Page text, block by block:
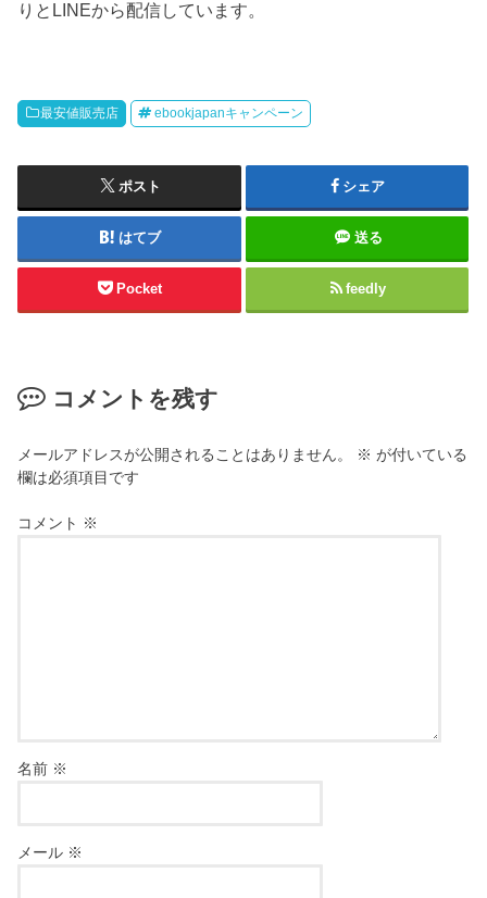
りとLINEから配信しています。
最安値販売店 ebookjapanキャンペーン
ポスト シェア
はてブ 送る
Pocket feedly
コメントを残す
メールアドレスが公開されることはありません。 ※ が付いている
欄は必須項目です
コメント ※
名前 ※
メール ※